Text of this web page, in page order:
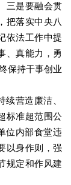
三是要融会贯
把落实中央八
依法工作中提
、真能力，勇
保持干事创业
营造廉洁、
标准超范围公
位内部食堂违
以身作则，强
规定和作风建